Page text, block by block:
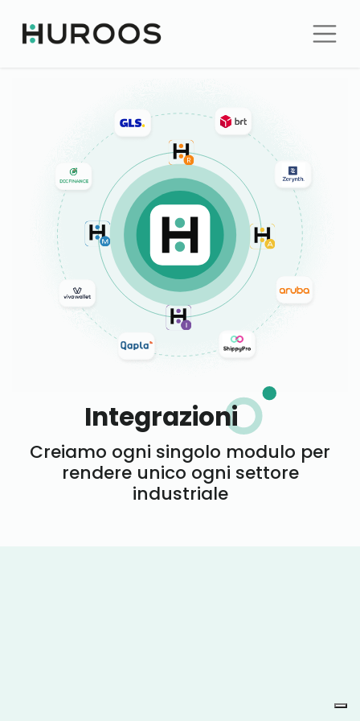
Integrazioni
Creiamo ogni singolo modulo per
rendere unico ogni settore
industriale